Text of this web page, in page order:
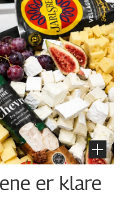
er klare